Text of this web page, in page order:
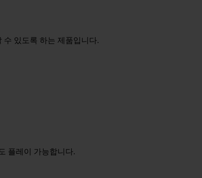
수 있도록 하는 제품입니다.
플레이 가능합니다.